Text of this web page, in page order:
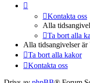
Kontakta oss
Alla
Ta bort alla
Alla tidsangivelser
Ta bort alla kakor
Kontakta oss